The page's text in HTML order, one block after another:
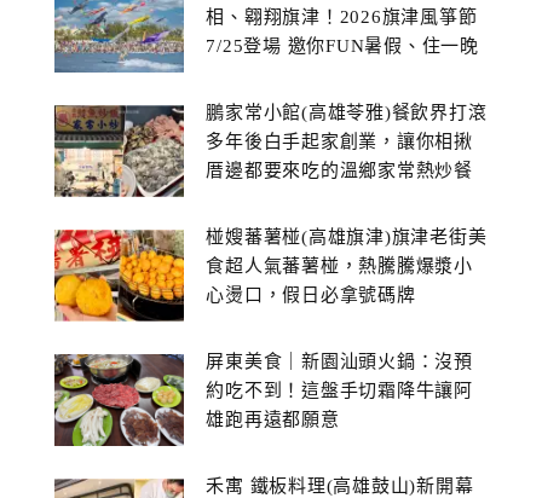
相、翱翔旗津！2026旗津風箏節
7/25登場 邀你FUN暑假、住一晚
鵬家常小館(高雄苓雅)餐飲界打滾
多年後白手起家創業，讓你相揪
厝邊都要來吃的溫鄉家常熱炒餐
椪嫂蕃薯椪(高雄旗津)旗津老街美
食超人氣蕃薯椪，熱騰騰爆漿小
心燙口，假日必拿號碼牌
屏東美食｜新園汕頭火鍋：沒預
約吃不到！這盤手切霜降牛讓阿
雄跑再遠都願意
禾寓 鐵板料理(高雄鼓山)新開幕